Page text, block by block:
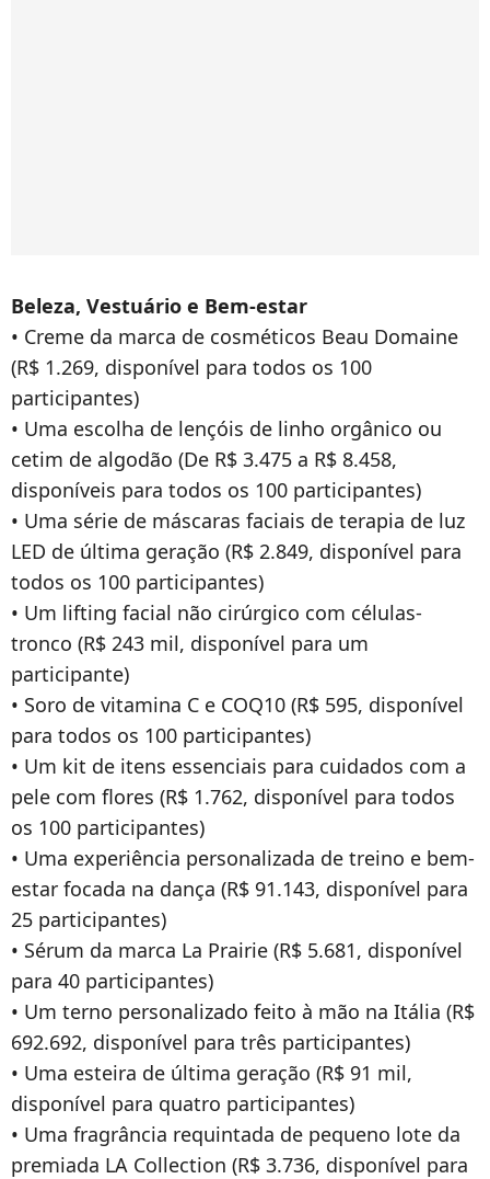
Beleza, Vestuário e Bem-estar
• Creme da marca de cosméticos Beau Domaine
(R$ 1.269, disponível para todos os 100
participantes)
• Uma escolha de lençóis de linho orgânico ou
cetim de algodão (De R$ 3.475 a R$ 8.458,
disponíveis para todos os 100 participantes)
• Uma série de máscaras faciais de terapia de luz
LED de última geração (R$ 2.849, disponível para
todos os 100 participantes)
• Um lifting facial não cirúrgico com células-
tronco (R$ 243 mil, disponível para um
participante)
• Soro de vitamina C e COQ10 (R$ 595, disponível
para todos os 100 participantes)
• Um kit de itens essenciais para cuidados com a
pele com flores (R$ 1.762, disponível para todos
os 100 participantes)
• Uma experiência personalizada de treino e bem-
estar focada na dança (R$ 91.143, disponível para
25 participantes)
• Sérum da marca La Prairie (R$ 5.681, disponível
para 40 participantes)
• Um terno personalizado feito à mão na Itália (R$
692.692, disponível para três participantes)
• Uma esteira de última geração (R$ 91 mil,
disponível para quatro participantes)
• Uma fragrância requintada de pequeno lote da
premiada LA Collection (R$ 3.736, disponível para